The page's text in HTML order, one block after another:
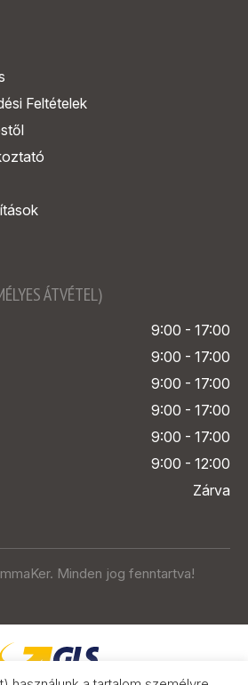
Feltételek
ÁTVÉTEL)
9:00 - 17:00
9:00 - 17:00
9:00 - 17:00
9:00 - 17:00
9:00 - 17:00
9:00 - 12:00
Zárva
Minden jog fenntartva!